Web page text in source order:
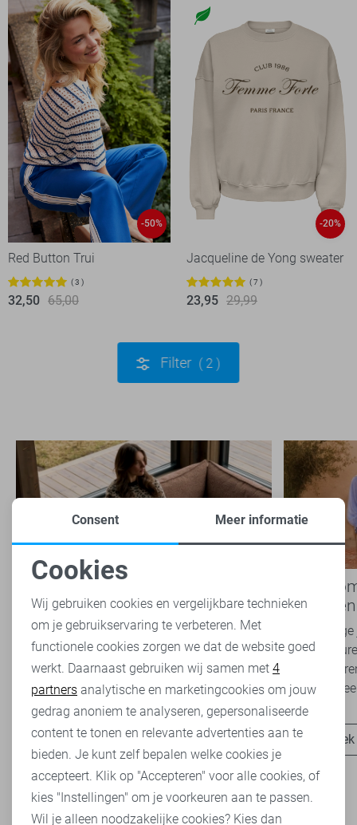
-50%
Red Button Trui
3
32,50 65,00
-20%
Jacqueline de Yong sweater
7
23,95 29,99
Filter 2
2026 bij Sans: stijl en comfort in
travelkwaliteit
Het najaar vraagt om kleding die comfortabel,
veelzijdig én stijlvol is. Met de nieuwe Lady
Day najaarscollectie 2026 ben je helemaal
klaar voor...
Ontdek nu
Boho
overal
Van
zachte
Romance
het
Noodzakelijke cookies
Personalisatie cookies
Analytische cookies
Marketing cookies
Consent Meer informatie
Cookies
Wij gebruiken cookies en vergelijkbare technieken
om je gebruikservaring te verbeteren. Met
functionele cookies zorgen we dat de website goed
werkt. Daarnaast gebruiken wij samen met 4
partners analytische en marketingcookies om jouw
gedrag anoniem te analyseren, gepersonaliseerde
content te tonen en relevante advertenties aan te
bieden. Je kunt zelf bepalen welke cookies je
accepteert. Klik op "Accepteren" voor alle cookies, of
kies "Instellingen" om je voorkeuren aan te passen.
Wil je alleen noodzakelijke cookies? Kies dan